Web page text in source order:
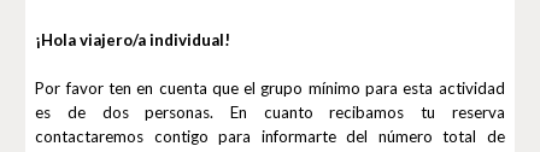
¡Hola viajero/a individual!
Por favor ten en cuenta que el grupo mínimo para esta actividad
es de dos personas. En cuanto recibamos tu reserva
contactaremos contigo para informarte del número total de